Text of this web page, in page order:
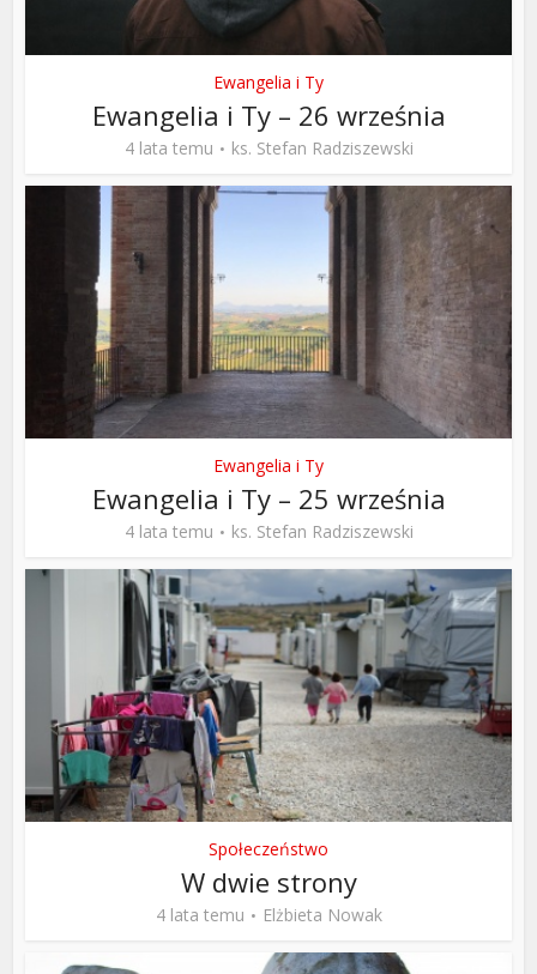
Ewangelia i Ty
Ewangelia i Ty – 26 września
4 lata temu ks. Stefan Radziszewski
Ewangelia i Ty
Ewangelia i Ty – 25 września
4 lata temu ks. Stefan Radziszewski
Społeczeństwo
W dwie strony
4 lata temu Elżbieta Nowak